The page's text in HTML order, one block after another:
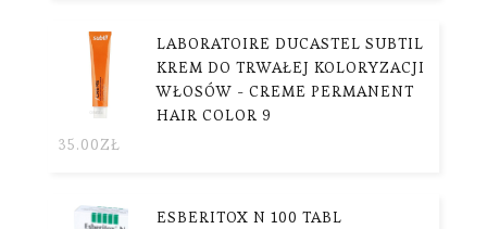
LABORATOIRE DUCASTEL SUBTIL
KREM DO TRWAŁEJ KOLORYZACJI
WŁOSÓW - CREME PERMANENT
HAIR COLOR 9
35.00ZŁ
ESBERITOX N 100 TABL